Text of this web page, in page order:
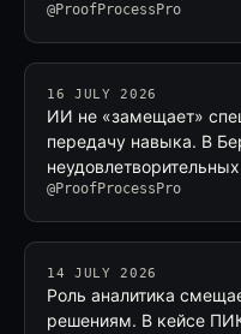
@ProofProcessPro
16 JULY 2026
ИИ не «замещает»
передачу навыка. В
@ProofProcessPro
14 JULY 2026
Роль аналитика
решениям. В кейсе